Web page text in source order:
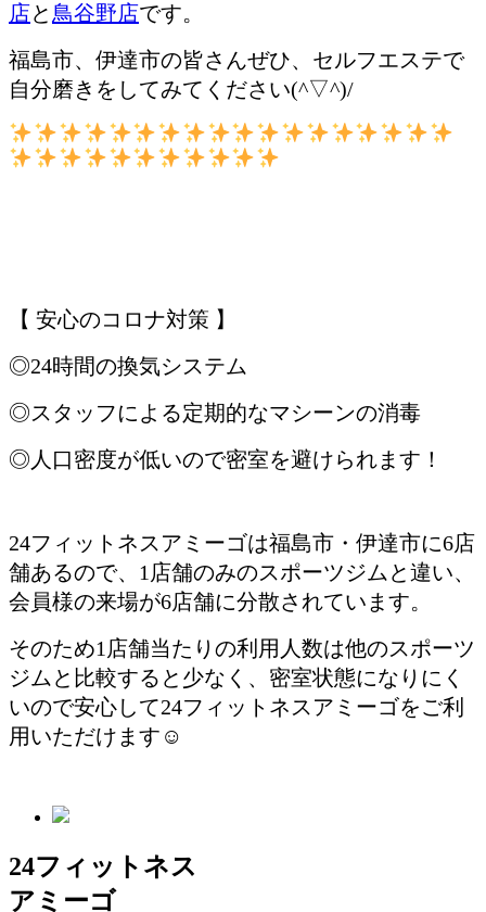
店と鳥谷野店です。
福島市、伊達市の皆さんぜひ、セルフエステで
自分磨きをしてみてください(^▽^)/
【 安心のコロナ対策 】
◎24時間の換気システム
◎スタッフによる定期的なマシーンの消毒
◎人口密度が低いので密室を避けられます！
24フィットネスアミーゴは福島市・伊達市に6店
舗あるので、1店舗のみのスポーツジムと違い、
会員様の来場が6店舗に分散されています。
そのため1店舗当たりの利用人数は他のスポーツ
ジムと比較すると少なく、密室状態になりにく
いので安心して24フィットネスアミーゴをご利
用いただけます☺
24フィットネス
アミーゴ